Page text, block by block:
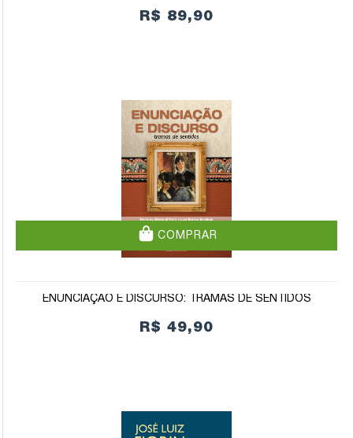
R$ 89,90
COMPRAR
ENUNCIAÇÃO E DISCURSO: TRAMAS DE SENTIDOS
R$ 49,90